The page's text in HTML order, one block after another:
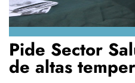
Pide Sector
de altas